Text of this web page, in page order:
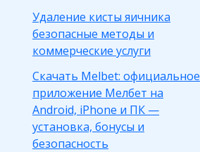
Удаление кисты яичника
безопасные методы и
коммерческие услуги
Скачать Melbet: официальное
приложение Мелбет на
Android, iPhone и ПК —
установка, бонусы и
безопасность